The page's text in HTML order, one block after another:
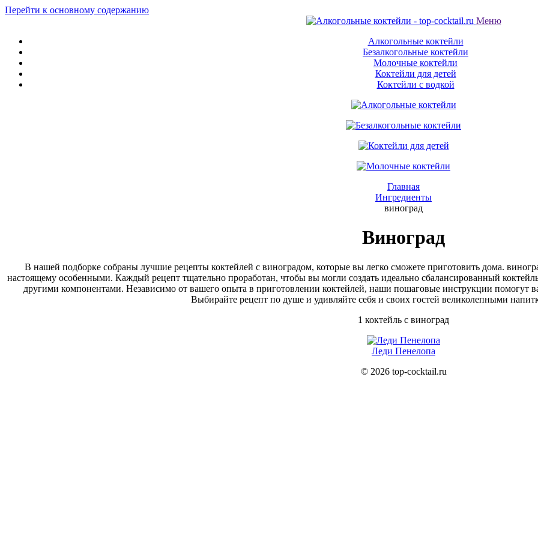
Перейти к основному содержанию
Меню
Алкогольные коктейли
Безалкогольные коктейли
Молочные коктейли
Коктейли для детей
Коктейли с водкой
Главная
Ингредиенты
виноград
Виноград
В нашей подборке собраны лучшие рецепты коктейлей с виноградом, которые вы легко сможете приготовить дома.
настоящему особенными. Каждый рецепт тщательно проработан, чтобы вы могли создать идеально сбалансированный
другими компонентами. Независимо от вашего опыта в приготовлении коктейлей, наши пошаговые инструкции помогут
Выбирайте рецепт по душе и удивляйте себя и своих гостей великолепными
1 коктейль с виноград
Леди Пенелопа
© 2026 top-cocktail.ru